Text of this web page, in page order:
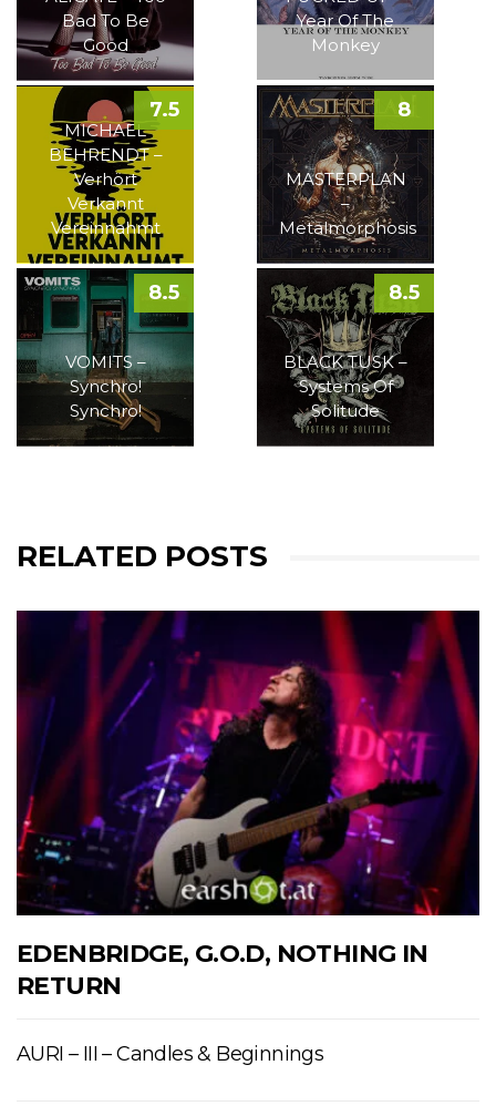
Bad To Be
Good
Year Of The
Monkey
MICHAEL
BEHRENDT –
Verhört
Verkannt
Vereinnahmt
7.5
MASTERPLAN
–
Metalmorphosis
8
VOMITS –
Synchro!
Synchro!
8.5
BLACK TUSK –
Systems Of
Solitude
8.5
RELATED POSTS
EDENBRIDGE, G.O.D, NOTHING IN
RETURN
AURI – III – Candles & Beginnings